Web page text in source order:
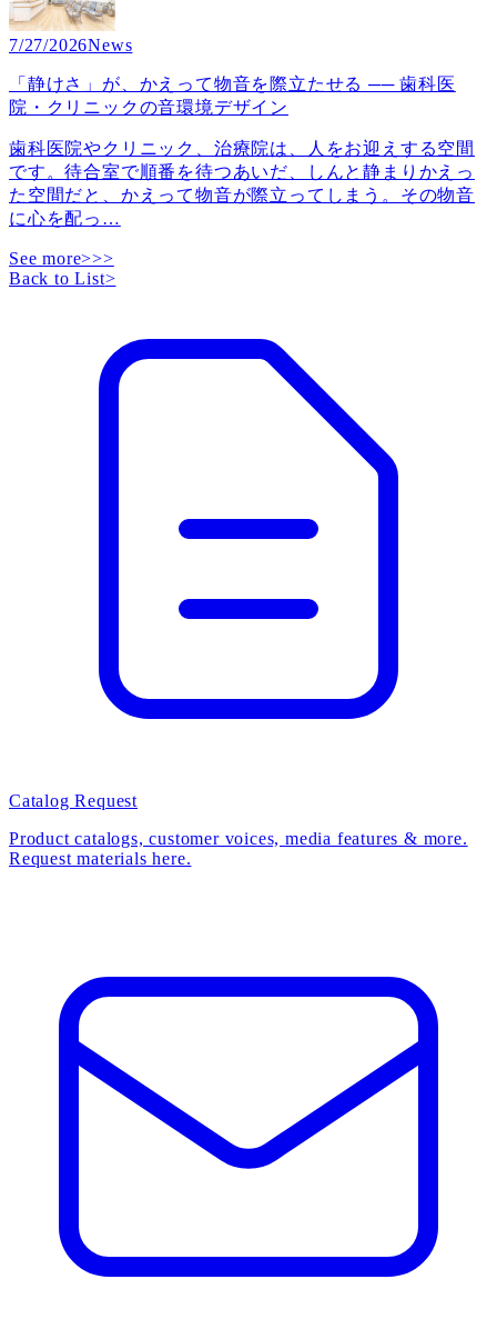
7/27/2026News
「静けさ」が、かえって物音を際立たせる ── 歯科医
院・クリニックの音環境デザイン
歯科医院やクリニック、治療院は、人をお迎えする空間
です。待合室で順番を待つあいだ、しんと静まりかえっ
た空間だと、かえって物音が際立ってしまう。その物音
に心を配っ …
See more>>>
Back to List>
Catalog Request
Product catalogs, customer voices, media features & more.
Request materials here.